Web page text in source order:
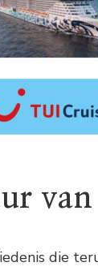
van
die